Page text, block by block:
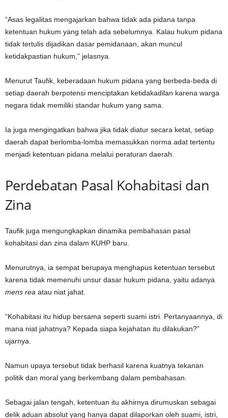
“Asas legalitas mengajarkan bahwa tidak ada pidana tanpa
ketentuan hukum yang telah ada sebelumnya. Kalau hukum pidana
tidak tertulis dijadikan dasar pemidanaan, akan muncul
ketidakpastian hukum,” jelasnya.
Menurut Taufik, keberadaan hukum pidana yang berbeda-beda di
setiap daerah berpotensi menciptakan ketidakadilan karena warga
negara tidak memiliki standar hukum yang sama.
Ia juga mengingatkan bahwa jika tidak diatur secara ketat, setiap
daerah dapat berlomba-lomba memasukkan norma adat tertentu
menjadi ketentuan pidana melalui peraturan daerah.
Perdebatan Pasal Kohabitasi dan
Zina
Taufik juga mengungkapkan dinamika pembahasan pasal
kohabitasi dan zina dalam KUHP baru.
Menurutnya, ia sempat berupaya menghapus ketentuan tersebut
karena tidak memenuhi unsur dasar hukum pidana, yaitu adanya
mens rea atau niat jahat.
“Kohabitasi itu hidup bersama seperti suami istri. Pertanyaannya, di
mana niat jahatnya? Kepada siapa kejahatan itu dilakukan?”
ujarnya.
Namun upaya tersebut tidak berhasil karena kuatnya tekanan
politik dan moral yang berkembang dalam pembahasan.
Sebagai jalan tengah, ketentuan itu akhirnya dirumuskan sebagai
delik aduan absolut yang hanya dapat dilaporkan oleh suami, istri,